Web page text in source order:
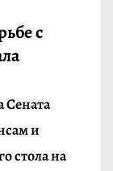
с
и
стола на